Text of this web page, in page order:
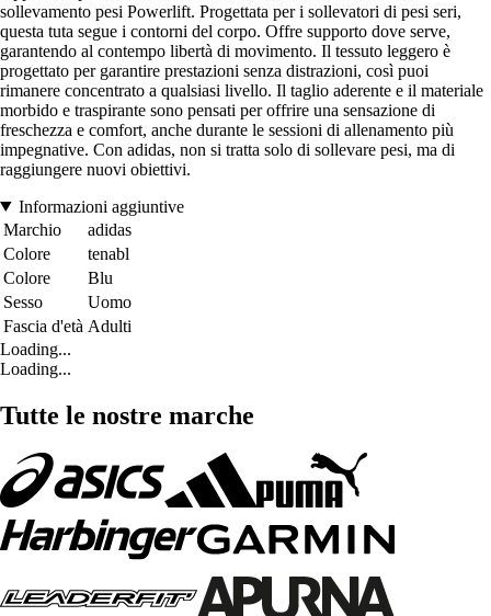
sollevamento pesi Powerlift. Progettata per i sollevatori di pesi seri,
questa tuta segue i contorni del corpo. Offre supporto dove serve,
garantendo al contempo libertà di movimento. Il tessuto leggero è
progettato per garantire prestazioni senza distrazioni, così puoi
rimanere concentrato a qualsiasi livello. Il taglio aderente e il materiale
morbido e traspirante sono pensati per offrire una sensazione di
freschezza e comfort, anche durante le sessioni di allenamento più
impegnative. Con adidas, non si tratta solo di sollevare pesi, ma di
raggiungere nuovi obiettivi.
Informazioni aggiuntive
Marchio
adidas
Colore
tenabl
Colore
Blu
Sesso
Uomo
Fascia d'età Adulti
Loading...
Loading...
Tutte le nostre marche